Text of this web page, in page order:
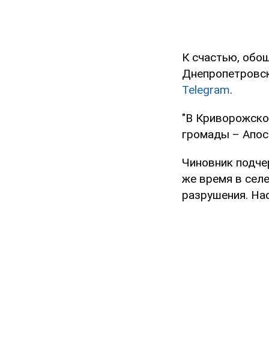
К счастью,
Telegram.
"В
громады –
Чиновник
же время в
разрушения.